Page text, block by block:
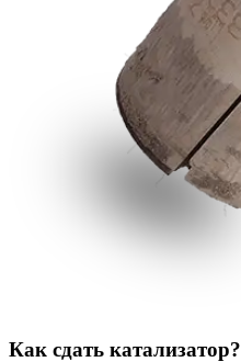
Как сдать катализатор?